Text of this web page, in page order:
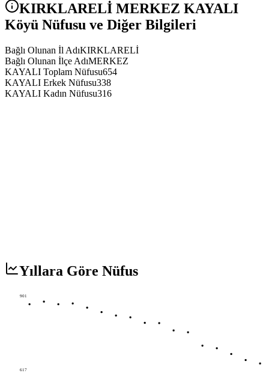
KIRKLARELİ MERKEZ KAYALI
Köyü Nüfusu ve Diğer Bilgileri
Bağlı Olunan İl AdıKIRKLARELİ
Bağlı Olunan İlçe AdıMERKEZ
KAYALI Toplam Nüfusu654
KAYALI Erkek Nüfusu338
KAYALI Kadın Nüfusu316
Yıllara Göre Nüfus
901
617